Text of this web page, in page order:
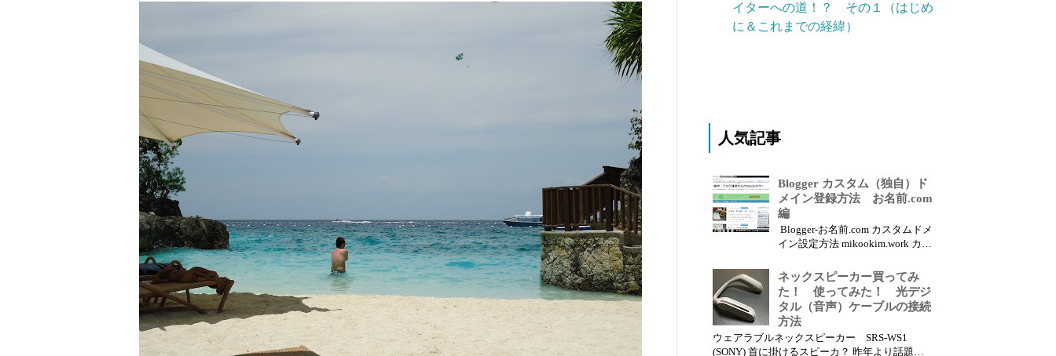
イターへの道！？ その１（はじめ
に＆これまでの経緯）
人気記事
Blogger カスタム（独自）ド
メイン登録方法 お名前.com
編
Blogger-お名前.com カスタムドメ
イン設定方法 mikookim.work カス
こでは、Google Blogger(ブロガ
ー)に、お名前.comからカスタム
ドメインを取得した場合のDNS関
連の設定方法について紹介しま
す。...
ネックスピーカー買ってみ
た！ 使ってみた！ 光デジ
タル（音声）ケーブルの接続
方法
ウェアラブルネックスピーカー SRS-WS1
(SONY) 首に掛けるスピーカ？ 昨年より話題を